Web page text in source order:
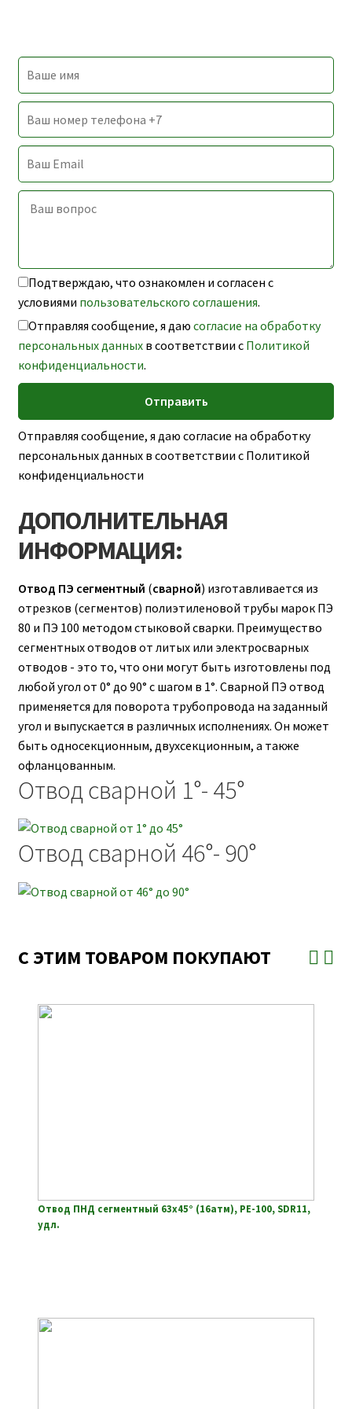
Подтверждаю, что ознакомлен и согласен с
условиями пользовательского соглашения.
Отправляя сообщение, я даю согласие на обработку
персональных данныхв соответствии с Политикой
конфиденциальности.
Отправляя сообщение, я даю согласие на обработку
персональных данных в соответствии с Политикой
конфиденциальности
ДОПОЛНИТЕЛЬНАЯ
ИНФОРМАЦИЯ:
Отвод ПЭ сегментный (сварной) изготавливается из
отрезков (сегментов) полиэтиленовой трубы марок ПЭ
80 и ПЭ 100 методом стыковой сварки. Преимущество
сегментных отводов от литых или электросварных
отводов - это то, что они могут быть изготовлены под
любой угол от 0° до 90° с шагом в 1°. Сварной ПЭ отвод
применяется для поворота трубопровода на заданный
угол и выпускается в различных исполнениях. Он может
быть односекционным, двухсекционным, а также
офланцованным.
Отвод сварной 1°- 45°
Отвод сварной 46°- 90°
С ЭТИМ ТОВАРОМ ПОКУПАЮТ
Отвод ПНД сегментный 63х45° (16атм), РЕ-100, SDR11,
удл.